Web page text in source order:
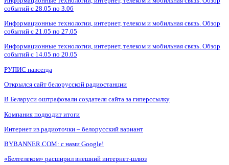
событий с 28.05 по 3.06
Информационные технологии, интернет, телеком и мобильная связь. Обзор
событий с 21.05 по 27.05
Информационные технологии, интернет, телеком и мобильная связь. Обзор
событий с 14.05 по 20.05
РУПИС навсегда
Открылся сайт белорусской радиостанции
В Беларуси оштрафовали создателя сайта за гиперссылку
Компания подводит итоги
Интернет из радиоточки – белорусский вариант
BYBANNER.COM: c нами Google!
«Белтелеком» расширил внешний интернет-шлюз